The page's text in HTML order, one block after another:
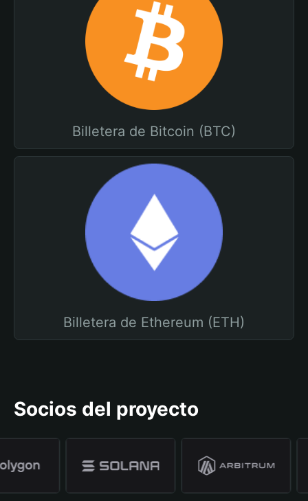
Billetera de Bitcoin (BTC)
Billetera de Ethereum (ETH)
Socios del proyecto